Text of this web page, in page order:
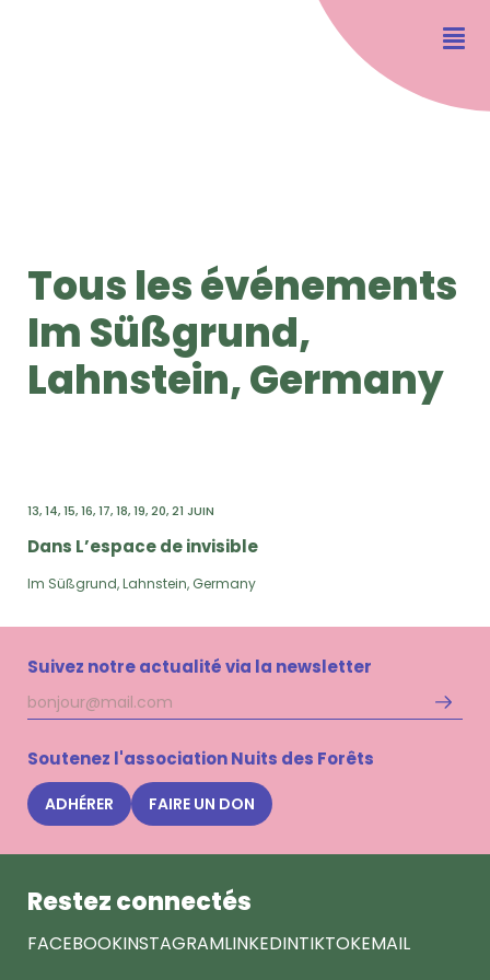
Tous les événements
Im Süßgrund,
Lahnstein, Germany
13 14 15 16 17 18 19 20 21 JUIN
Dans L’espace de invisible
Im Süßgrund, Lahnstein, Germany
Suivez notre actualité via la newsletter
Adresse
mail
Soutenez l'association Nuits des Forêts
ADHÉRER FAIRE UN DON
Restez connectés
FACEBOOKINSTAGRAMLINKEDINTIKTOKEMAIL